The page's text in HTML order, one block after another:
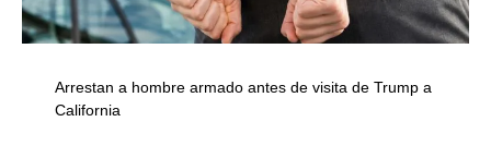
Arrestan a hombre armado antes de visita de Trump a
California